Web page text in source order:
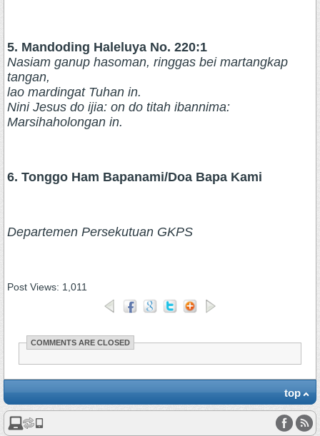
5. Mandoding Haleluya No. 220:1
Nasiam ganup hasoman, ringgas bei martangkap
tangan,
lao mardingat Tuhan in.
Nini Jesus do ijia: on do titah ibannima:
Marsihaholongan in.
6. Tonggo Ham Bapanami/Doa Bapa Kami
Departemen Persekutuan GKPS
Post Views: 1,011
COMMENTS ARE CLOSED
top